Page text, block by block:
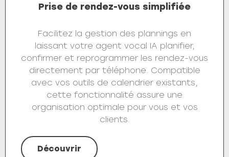
Prise de rendez-vous simplifiée
Facilitez la gestion des plannings en
laissant votre agent vocal IA planifier,
confirmer et reprogrammer les rendez-vous
directement par téléphone. Compatible
avec vos outils de calendrier existants,
cette fonctionnalité assure une
organisation optimale pour vous et vos
clients.
Découvrir